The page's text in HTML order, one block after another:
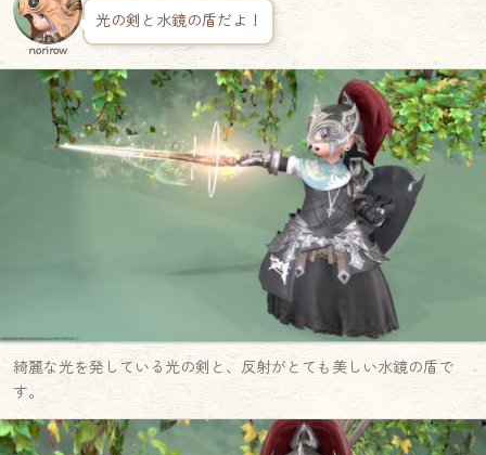
norirow
光の剣と水鏡の盾だよ！
綺麗な光を発している光の剣と、反射がとても美しい水鏡の盾で
す。